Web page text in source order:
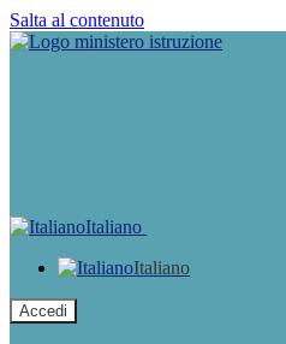
Salta al contenuto
Italiano
Italiano
Accedi